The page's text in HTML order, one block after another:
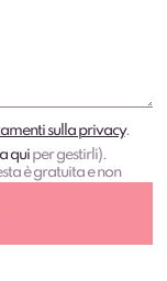
sulla privacy.
quiper gestirli).
è gratuita e non